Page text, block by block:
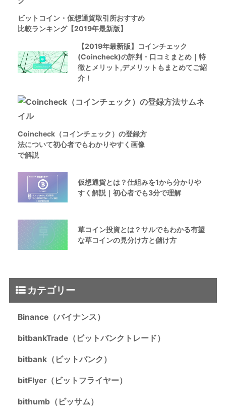
ビットコイン・仮想通貨取引所おすすめ
比較ランキング【2019年最新版】
【2019年最新版】コインチェック
(Coincheck)の評判・口コミまとめ｜特
徴とメリット,デメリットもまとめてご紹
介！
Coincheck（コインチェック）の登録方
法について初心者でもわかりやすく画像
で解説
仮想通貨とは？仕組みを1から分かりや
すく解説｜初心者でも3分で理解
草コイン投資とは？サルでもわかる有望
な草コインの見分け方と儲け方
カテゴリー
Binance（バイナンス）
bitbankTrade（ビットバンクトレード）
bitbank（ビットバンク）
bitFlyer（ビットフライヤー）
bithumb（ビッサム）